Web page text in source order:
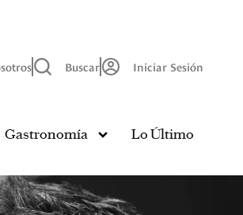
Buscar Iniciar Sesión
Gastronomía Lo Último